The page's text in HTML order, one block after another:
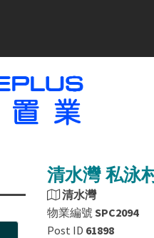
清水灣 私泳
清水灣
物業編號SPC2094
Post ID 61898